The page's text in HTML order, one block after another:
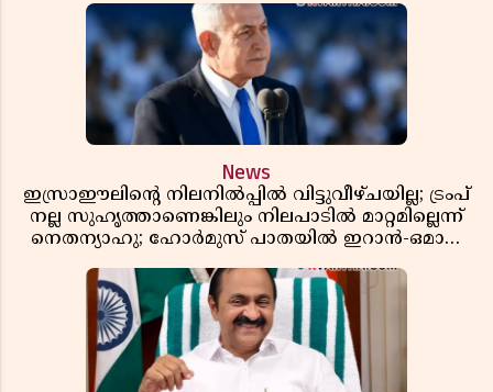
News
ഇസ്രാഈലിന്റെ നിലനിൽപ്പിൽ വിട്ടുവീഴ്ചയില്ല; ട്രംപ്
നല്ല സുഹൃത്താണെങ്കിലും നിലപാടിൽ മാറ്റമില്ലെന്ന്
നെതന്യാഹു; ഹോർമുസ് പാതയിൽ ഇറാൻ-ഒമാൻ